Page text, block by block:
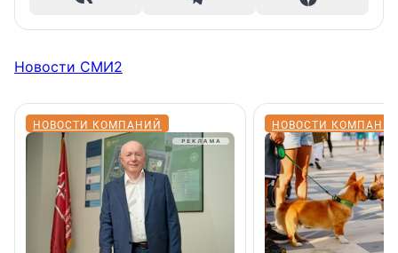
Новости СМИ2
НОВОСТИ КОМПАНИЙ НОВОСТИ